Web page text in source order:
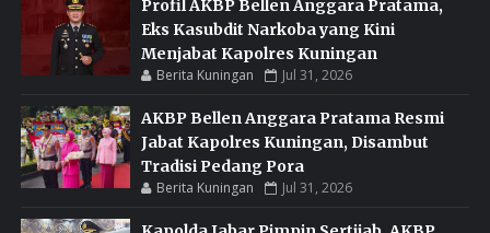
Profil AKBP Bellen Anggara Pratama,
Eks Kasubdit Narkoba yang Kini
Menjabat Kapolres Kuningan
Berita Kuningan Jul 31, 2026
AKBP Bellen Anggara Pratama Resmi
Jabat Kapolres Kuningan, Disambut
Tradisi Pedang Pora
Berita Kuningan Jul 31, 2026